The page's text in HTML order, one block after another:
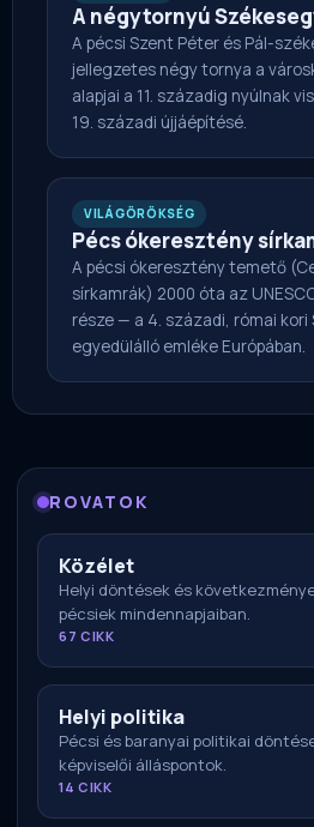
A négytornyú
A pécsi Szent Péter és Pál-
jellegzetes négy tornya a
alapjai a 11. századig nyúlnak
19. századi újjáépítésé.
VILÁGÖRÖKSÉG
Pécs ókeresztény
A pécsi ókeresztény temető
sírkamrák) 2000 óta az
része — a 4. századi, római kori
egyedülálló emléke Európában.
ROVATOK
Közélet
Helyi döntések és
pécsiek mindennapjaiban.
67 CIKK
Helyi politika
Pécsi és baranyai politikai
képviselői álláspontok.
14 CIKK